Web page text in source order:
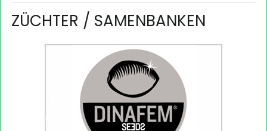
ZÜCHTER / SAMENBANKEN